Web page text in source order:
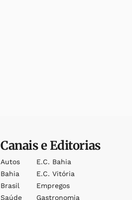
Canais e Editorias
Autos
Bahia
Brasil
Saúde
E.c. Bahia
E.c. Vitória
Empregos
Gastronomia